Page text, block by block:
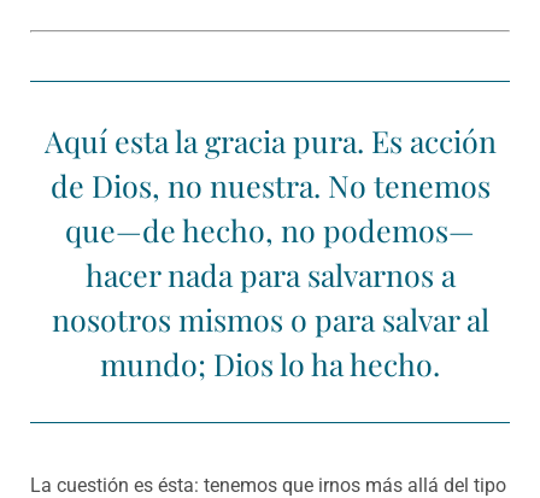
Aquí esta la gracia pura. Es acción
de Dios, no nuestra. No tenemos
que—de hecho, no podemos—
hacer nada para salvarnos a
nosotros mismos o para salvar al
mundo; Dios lo ha hecho.
La cuestión es ésta: tenemos que irnos más allá del tipo